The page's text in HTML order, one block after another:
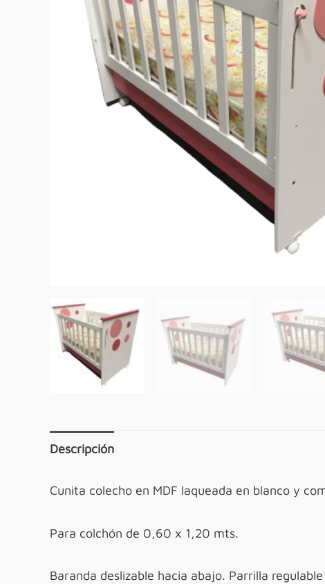
Descripción
Cunita colecho en MDF laqueada en blanco y
Para colchón de 0,60 x 1,20 mts.
Baranda deslizable hacia abajo. Parrilla